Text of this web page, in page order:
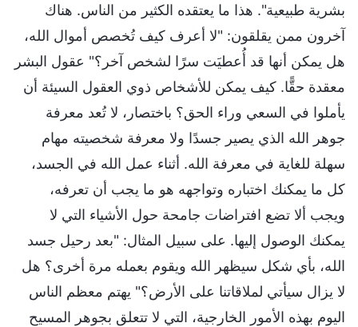
بشرية طبيعية". هذا ما يعتقده الكثير من الناس. هناك
آخرون ممن يقلقون: "لا أعرف كيف تُخصص أموال الله،
هل يمكن أنها قد أُعطيَت سرًا لشخص آخر؟" عقول البشر
معقدة حقًّا. كيف يمكن للأشخاص ذوي العقول السيئة أن
يأملوا في السعي وراء الحق؟ باختصار، لا تُعد معرفة
جوهر الله الذي يصير جسدًا ولا معرفة شخصيته مهام
سهلة للغاية في معرفة الله. أثناء عمل الله في الجسد،
كل ما يمكنك اختباره وتواجهه هو ما يجب أن تعرفه،
ويجب ألا تضع افتراضات جامحة حول الأشياء التي لا
يمكنك الوصول إليها. على سبيل المثال: "بعد رحيل جسد
الله، بأي شكل سيظهر الله ويقوم بعمله مرة أخرى؟ هل
لا يزال سيأتي لملاقاتنا على الأرض؟" يهتم معظم الناس
اليوم بهذه الأمور الخارجية، التي لا تتعلق بجوهر المسيح